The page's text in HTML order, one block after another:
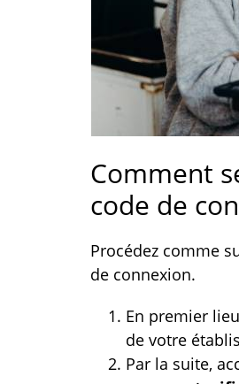
Comment
code de
Procédez comme
de connexion.
En premier
de votre
Par la suite,